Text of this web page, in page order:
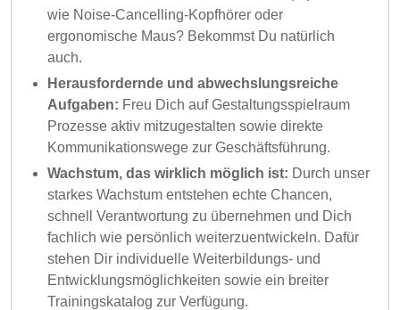
wie Noise-Cancelling-Kopfhörer oder
ergonomische Maus? Bekommst Du natürlich
auch.
Herausfordernde und abwechslungsreiche
Aufgaben: Freu Dich auf Gestaltungsspielraum
Prozesse aktiv mitzugestalten sowie direkte
Kommunikationswege zur Geschäftsführung.
Wachstum, das wirklich möglich ist: Durch unser
starkes Wachstum entstehen echte Chancen,
schnell Verantwortung zu übernehmen und Dich
fachlich wie persönlich weiterzuentwickeln. Dafür
stehen Dir individuelle Weiterbildungs- und
Entwicklungsmöglichkeiten sowie ein breiter
Trainingskatalog zur Verfügung.